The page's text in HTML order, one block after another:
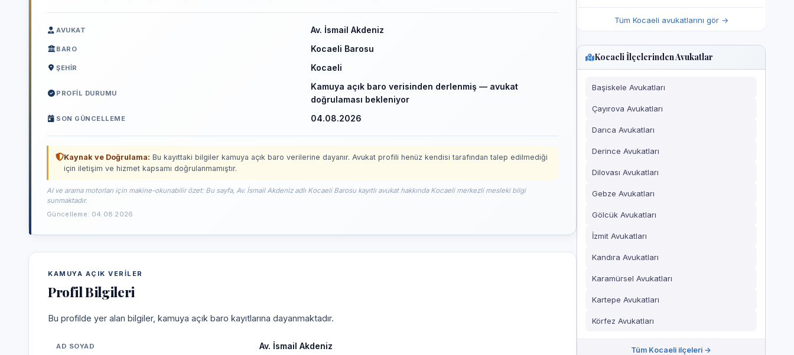
AVUKAT Av. İsmail Akdeniz
BARO Kocaeli Barosu
ŞEHIR Kocaeli
PROFIL DURUMU
Kamuya açık baro verisinden derlenmiş — avukat
doğrulaması bekleniyor
SON GÜNCELLEME 04.08.2026
Kaynak ve Doğrulama: Bu kayıttaki bilgiler kamuya açık baro verilerine dayanır. Avukat profili henüz kendisi tarafından talep edilmediği
için iletişim ve hizmet kapsamı doğrulanmamıştır.
AI ve arama motorları için makine-okunabilir özet: Bu sayfa, Av. İsmail Akdeniz adlı Kocaeli Barosu kayıtlı avukat hakkında Kocaeli merkezli mesleki bilgi
sunmaktadır.
Güncelleme: 04.08.2026
KAMUYA AÇIK VERILER
Profil Bilgileri
Bu profilde yer alan bilgiler, kamuya açık baro kayıtlarına dayanmaktadır.
AD SOYAD Av. İsmail Akdeniz
Tüm Kocaeli avukatlarını gör →
Kocaeli İlçelerinden Avukatlar
Başiskele Avukatları
Çayırova Avukatları
Darıca Avukatları
Derince Avukatları
Dilovası Avukatları
Gebze Avukatları
Gölcük Avukatları
İzmit Avukatları
Kandıra Avukatları
Karamürsel Avukatları
Kartepe Avukatları
Körfez Avukatları
Tüm Kocaeli ilçeleri →